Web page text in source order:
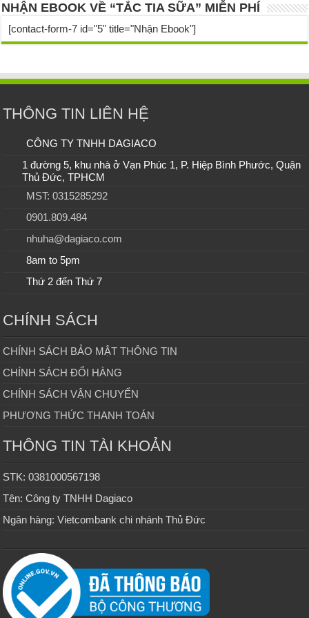
NHẬN EBOOK VỀ “TẮC TIA SỮA” MIỄN PHÍ
[contact-form-7 id="5" title="Nhận Ebook"]
THÔNG TIN LIÊN HỆ
CÔNG TY TNHH DAGIACO
1 đường 5, khu nhà ở Vạn Phúc 1, P. Hiệp Bình Phước, Quận
Thủ Đức, TPHCM
MST: 0315285292
0901.809.484
nhuha@dagiaco.com
8am to 5pm
Thứ 2 đến Thứ 7
CHÍNH SÁCH
CHÍNH SÁCH BẢO MẬT THÔNG TIN
CHÍNH SÁCH ĐỔI HÀNG
CHÍNH SÁCH VẬN CHUYỂN
PHƯƠNG THỨC THANH TOÁN
THÔNG TIN TÀI KHOẢN
STK: 0381000567198
Tên: Công ty TNHH Dagiaco
Ngân hàng: Vietcombank chi nhánh Thủ Đức